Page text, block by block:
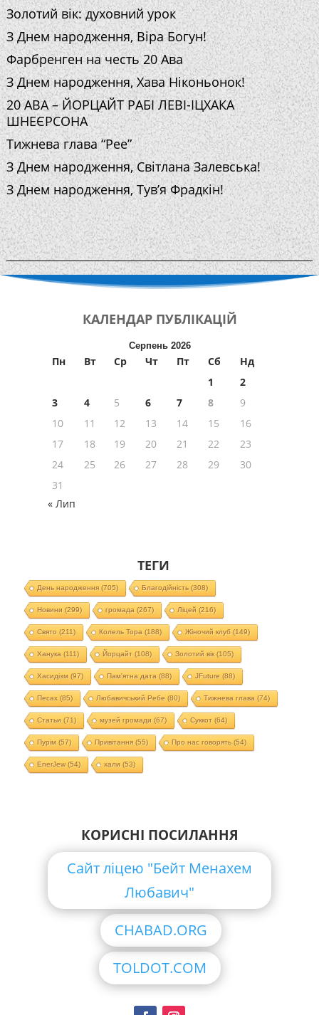
Золотий вік: духовний урок
З Днем народження, Віра Богун!
Фарбренген на честь 20 Ава
З Днем народження, Хава Ніконьонок!
20 АВА – ЙОРЦАЙТ РАБІ ЛЕВІ-ІЦХАКА
ШНЕЄРСОНА
Тижнева глава “Рее”
З Днем народження, Світлана Залевська!
З Днем народження, Тув’я Фрадкін!
КАЛЕНДАР ПУБЛІКАЦІЙ
Серпень 2026
Пн Вт Ср Чт Пт Сб
Нд
1
2
3
4 5 6 7 8
9
10
11 12 13 14 15
16
17
18 19 20 21 22
23
24
25 26 27 28 29
30
31
« Лип
ТЕГИ
День народження(705) Благодійність(308)
Новини (299) громада (267) Ліцей (216)
Свято (211) Колель Тора (188) Жіночий клуб (149)
Ханука (111) Йорцайт (108) Золотий вік(105)
Хасидізм (97) Пам'ятна дата (88) JFuture (88)
Песах(85) Любавичський Ребе (80) Тижнева глава (74)
Статьи (71) музей громади (67) Суккот (64)
Пурім (57) Привітання(55) Про нас говорять(54)
EnerJew(54) хали (53)
КОРИСНІ ПОСИЛАННЯ
Сайт ліцею "Бейт Менахем
Любавич"
CHABAD.ORG
TOLDOT.COM